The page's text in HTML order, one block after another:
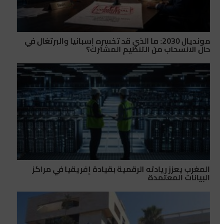
مونديال 2030: ما الذي قد تخسره إسبانيا والبرتغال في
حال الانسحاب من التنظيم المشترك؟
المغرب يعزز ريادته الرقمية بقيادة إفريقيا في مراكز
البيانات المعتمدة